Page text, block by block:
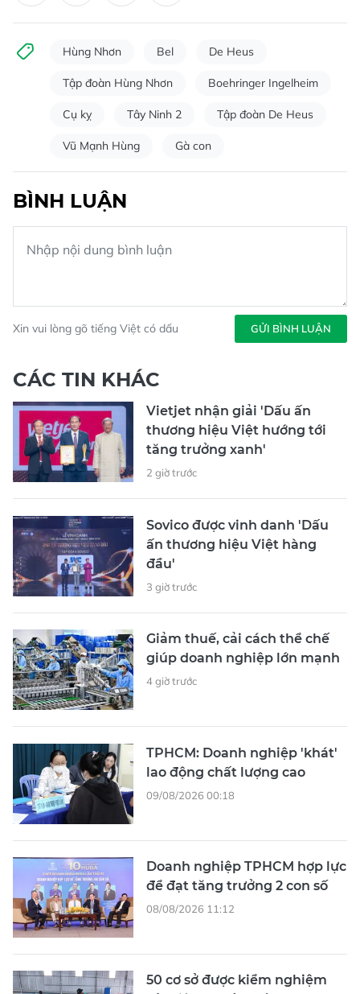
Hùng Nhơn Bel De Heus
Tập đoàn Hùng Nhơn Boehringer Ingelheim
Cụ kỵ Tây Ninh 2 Tập đoàn De Heus
Vũ Mạnh Hùng Gà con
BÌNH LUẬN
Xin vui lòng gõ tiếng Việt có dấu GỬI BÌNH LUẬN
CÁC TIN KHÁC
Vietjet nhận giải 'Dấu ấn
thương hiệu Việt hướng tới
tăng trưởng xanh'
2 giờ trước
Sovico được vinh danh 'Dấu
ấn thương hiệu Việt hàng
đầu'
3 giờ trước
Giảm thuế, cải cách thể chế
giúp doanh nghiệp lớn mạnh
4 giờ trước
TPHCM: Doanh nghiệp 'khát'
lao động chất lượng cao
09/08/2026 00:18
Doanh nghiệp TPHCM hợp lực
để đạt tăng trưởng 2 con số
08/08/2026 11:12
50 cơ sở được kiểm nghiệm